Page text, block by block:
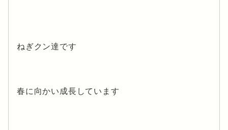
ねぎクン達です
春に向かい成長しています